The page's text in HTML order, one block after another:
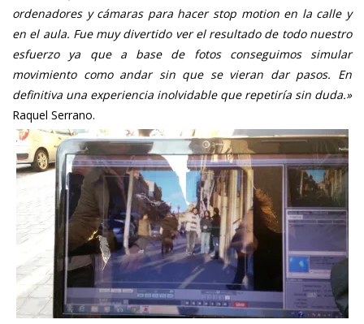
ordenadores y cámaras para hacer stop motion en la calle y
en el aula. Fue muy divertido ver el resultado de todo nuestro
esfuerzo ya que a base de fotos conseguimos simular
movimiento como andar sin que se vieran dar pasos. En
definitiva una experiencia inolvidable que repetiría sin duda.»
Raquel Serrano.